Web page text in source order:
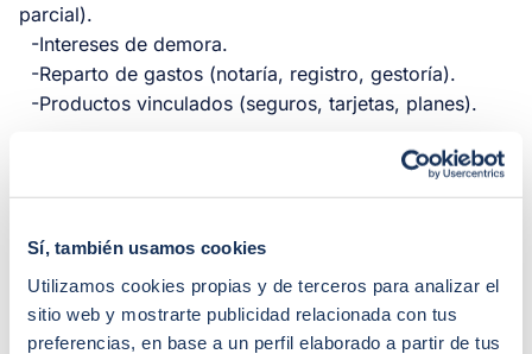
Sí, también usamos cookies
Utilizamos cookies propias y de terceros para analizar el
sitio web y mostrarte publicidad relacionada con tus
preferencias, en base a un perfil elaborado a partir de tus
parcial).
-Intereses de demora.
-Reparto de gastos (notaría, registro, gestoría).
-Productos vinculados (seguros, tarjetas, planes).
puedes cambiar
Este punto es importante, puesto que muchos clientes
desconocen las penalizaciones por amortizar antes de
tiempo y los límites que impone la Nueva Ley